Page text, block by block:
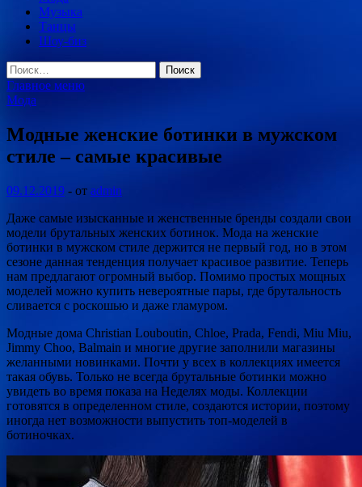
Музыка
Танцы
Шоу-биз
Найти:
Главное меню
Мода
Модные женские ботинки в мужском
стиле – самые красивые
09.12.2019 - от admin
Даже самые изысканные и женственные бренды создали свои
модели брутальных женских ботинок. Мода на женские
ботинки в мужском стиле держится не первый год, но в этом
сезоне данная тенденция получает красивое развитие. Теперь
нам предлагают огромный выбор. Помимо простых мощных
моделей можно купить невероятные пары, где брутальность
сливается с роскошью и даже гламуром.
Модные дома Christian Louboutin, Chloe, Prada, Fendi, Miu Miu,
Jimmy Choo, Balmain и многие другие заполнили магазины
желанными новинками. Почти у всех в коллекциях имеется
такая обувь. Только не всегда брутальные ботинки можно
увидеть во время показа на Неделях моды. Коллекции
готовятся в определенном стиле, создаются истории, поэтому
иногда нет возможности выпустить топ-моделей в
ботиночках.